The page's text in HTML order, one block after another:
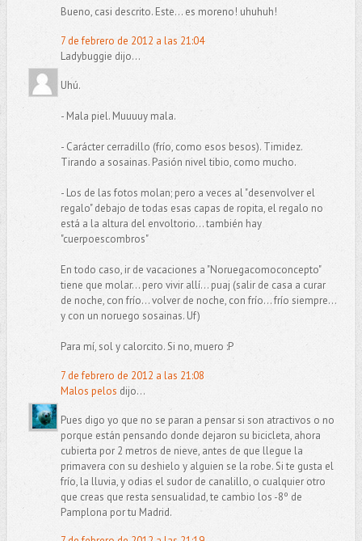
Bueno, casi descrito. Este... es moreno! uhuhuh!
7 de febrero de 2012 a las 21:04
Ladybuggie dijo...
Uhú.
- Mala piel. Muuuuy mala.
- Carácter cerradillo (frío, como esos besos). Timidez.
Tirando a sosainas. Pasión nivel tibio, como mucho.
- Los de las fotos molan; pero a veces al "desenvolver el
regalo" debajo de todas esas capas de ropita, el regalo no
está a la altura del envoltorio... también hay
"cuerpoescombros"
En todo caso, ir de vacaciones a "Noruegacomoconcepto"
tiene que molar... pero vivir allí... puaj (salir de casa a curar
de noche, con frío... volver de noche, con frío... frío siempre...
y con un noruego sosainas. Uf)
Para mí, sol y calorcito. Si no, muero :P
7 de febrero de 2012 a las 21:08
Malos pelos dijo...
Pues digo yo que no se paran a pensar si son atractivos o no
porque están pensando donde dejaron su bicicleta, ahora
cubierta por 2 metros de nieve, antes de que llegue la
primavera con su deshielo y alguien se la robe. Si te gusta el
frío, la lluvia, y odias el sudor de canalillo, o cualquier otro
que creas que resta sensualidad, te cambio los -8º de
Pamplona por tu Madrid.